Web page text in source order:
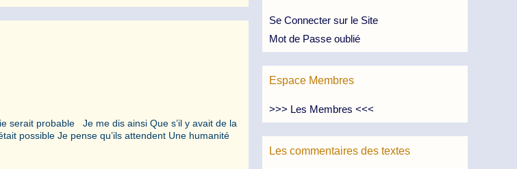
serait probable Je me dis ainsi Que s’il y avait de la
possible Je pense qu’ils attendent Une humanité
Se Connecter sur le Site
Mot de Passe oublié
Espace Membres
>>> Les Membres <<<
Les commentaires des textes